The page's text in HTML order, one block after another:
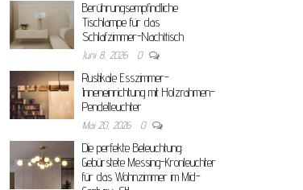
Berührungsempfindliche
Tischlampe für das
Schlafzimmer-Nachttisch
Juni 8, 2026 0
Rustikale Esszimmer-
Inneneinrichtung mit Holzrahmen-
Pendelleuchter
Mai 20, 2026 0
Die perfekte Beleuchtung:
Gebürstete Messing-Kronleuchter
für das Wohnzimmer im Mid-